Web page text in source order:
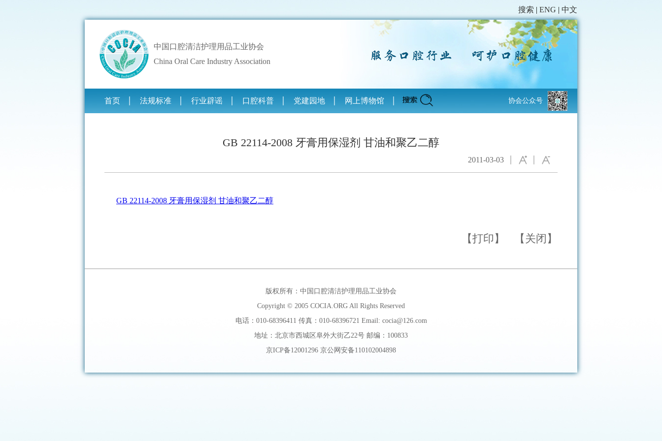
搜索 | ENG | 中文
中国口腔清洁护理用品工业协会
China Oral Care Industry Association
首页 法规标准 行业辟谣 口腔科普 党建园地 网上博物馆 协会公众号
GB 22114-2008 牙膏用保湿剂 甘油和聚乙二醇
2011-03-03
GB 22114-2008 牙膏用保湿剂 甘油和聚乙二醇
【打印】 【关闭】
版权所有：中国口腔清洁护理用品工业协会
Copyright © 2005 COCIA.ORG All Rights Reserved
电话：010-68396411 传真：010-68396721 Email: cocia@126.com
地址：北京市西城区阜外大街乙22号 邮编：100833
京ICP备12001296 京公网安备110102004898